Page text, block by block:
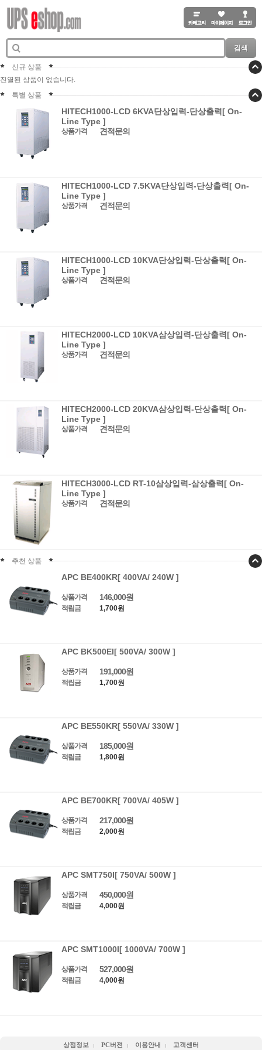
검색
신규 상품
진열된 상품이 없습니다.
특별 상품
HITECH1000-LCD 6KVA단상입력-단상출력[ On-
Line Type ]
상품가격 견적문의
HITECH1000-LCD 7.5KVA단상입력-단상출력[ On-
Line Type ]
상품가격 견적문의
HITECH1000-LCD 10KVA단상입력-단상출력[ On-
Line Type ]
상품가격 견적문의
HITECH2000-LCD 10KVA삼상입력-단상출력[ On-
Line Type ]
상품가격 견적문의
HITECH2000-LCD 20KVA삼상입력-단상출력[ On-
Line Type ]
상품가격 견적문의
HITECH3000-LCD RT-10삼상입력-삼상출력[ On-
Line Type ]
상품가격 견적문의
추천 상품
APC BE400KR[ 400VA/ 240W ]
상품가격 146,000원
적립금 1,700원
APC BK500EI[ 500VA/ 300W ]
상품가격 191,000원
적립금 1,700원
APC BE550KR[ 550VA/ 330W ]
상품가격 185,000원
적립금 1,800원
APC BE700KR[ 700VA/ 405W ]
상품가격 217,000원
적립금 2,000원
APC SMT750I[ 750VA/ 500W ]
상품가격 450,000원
적립금 4,000원
APC SMT1000I[ 1000VA/ 700W ]
상품가격 527,000원
적립금 4,000원
상점정보 PC버젼 이용안내 고객센터